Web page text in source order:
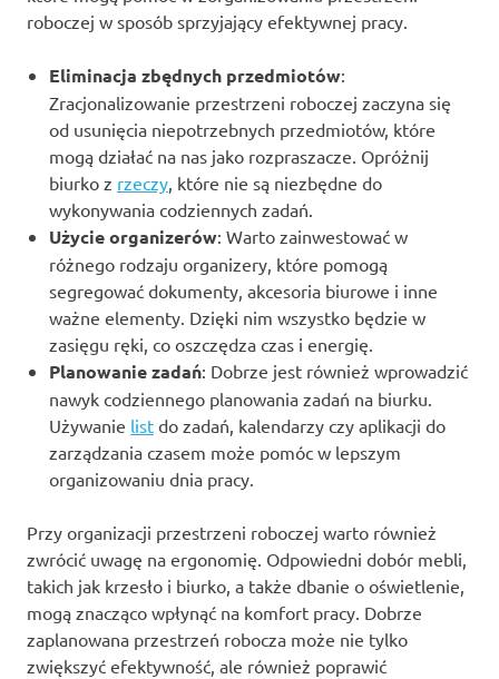
roboczej w sposób sprzyjający efektywnej pracy.
Eliminacja zbędnych przedmiotów:
Zracjonalizowanie przestrzeni roboczej zaczyna się
od usunięcia niepotrzebnych przedmiotów, które
mogą działać na nas jako rozpraszacze. Opróżnij
biurko z rzeczy , które nie są niezbędne do
wykonywania codziennych zadań.
Użycie organizerów: Warto zainwestować w
różnego rodzaju organizery, które pomogą
segregować dokumenty, akcesoria biurowe i inne
ważne elementy. Dzięki nim wszystko będzie w
zasięgu ręki, co oszczędza czas i energię.
Planowanie zadań: Dobrze jest również wprowadzić
nawyk codziennego planowania zadań na biurku.
Używanie list do zadań, kalendarzy czy aplikacji do
zarządzania czasem może pomóc w lepszym
organizowaniu dnia pracy.
Przy organizacji przestrzeni roboczej warto również
zwrócić uwagę na ergonomię. Odpowiedni dobór mebli,
takich jak krzesło i biurko, a także dbanie o oświetlenie,
mogą znacząco wpłynąć na komfort pracy. Dobrze
zaplanowana przestrzeń robocza może nie tylko
zwiększyć efektywność, ale również poprawić